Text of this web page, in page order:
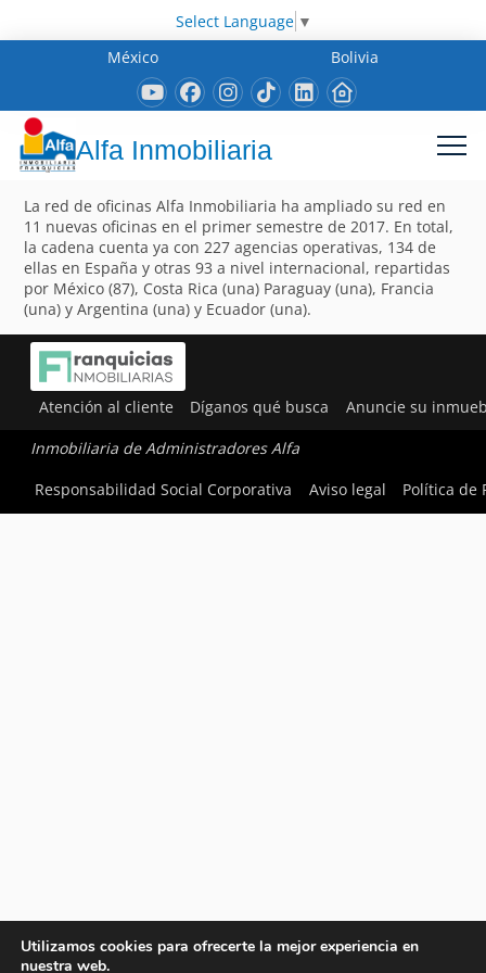
Select Language ▼
México
Bolivia
Alfa Inmobiliaria
La red de oficinas Alfa Inmobiliaria ha ampliado su red en
11 nuevas oficinas en el primer semestre de 2017. En total,
la cadena cuenta ya con 227 agencias operativas, 134 de
ellas en España y otras 93 a nivel internacional, repartidas
por México (87), Costa Rica (una) Paraguay (una), Francia
(una) y Argentina (una) y Ecuador (una).
Atención al cliente Díganos qué busca Anuncie su
Inmobiliaria de Administradores Alfa
Responsabilidad Social Corporativa
Aviso legal Política de
Utilizamos cookies para ofrecerte la mejor experiencia en
nuestra web.